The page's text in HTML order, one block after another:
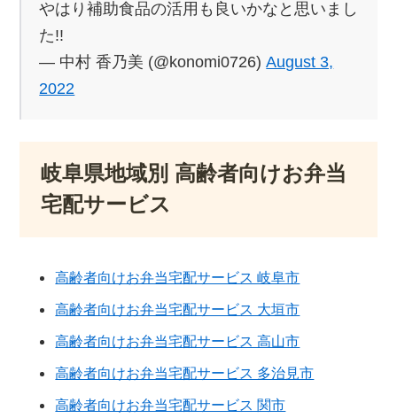
やはり補助食品の活用も良いかなと思いまし
た!!
— 中村 香乃美 (@konomi0726)August 3,
2022
岐阜県地域別 高齢者向けお弁当
宅配サービス
高齢者向けお弁当宅配サービス 岐阜市
高齢者向けお弁当宅配サービス 大垣市
高齢者向けお弁当宅配サービス 高山市
高齢者向けお弁当宅配サービス 多治見市
高齢者向けお弁当宅配サービス 関市